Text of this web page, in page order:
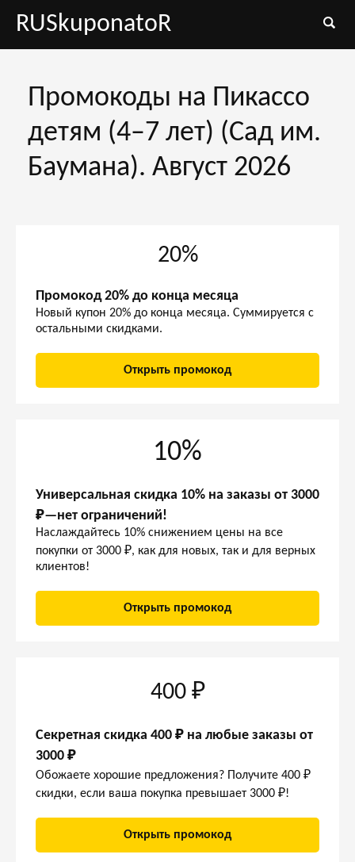
RUSkuponatoR
Промокоды на Пикассо
детям (4–7 лет) (Сад им.
Баумана). Август 2026
20%
Промокод 20% до конца месяца
Новый купон 20% до конца месяца. Суммируется с
остальными скидками.
Открыть промокод
10%
Универсальная скидка 10% на заказы от 3000
₽—нет ограничений!
Наслаждайтесь 10% снижением цены на все
покупки от 3000 ₽, как для новых, так и для верных
клиентов!
Открыть промокод
400 ₽
Секретная скидка 400 ₽ на любые заказы от
3000 ₽
Обожаете хорошие предложения? Получите 400 ₽
скидки, если ваша покупка превышает 3000 ₽!
Открыть промокод